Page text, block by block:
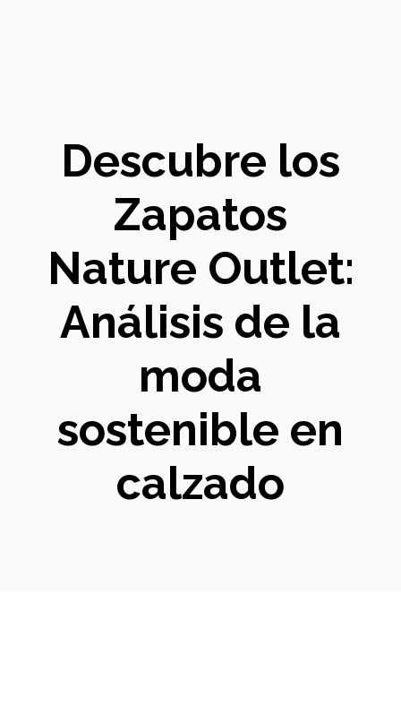
Descubre los
Zapatos
Nature Outlet:
Análisis de la
moda
sostenible en
calzado